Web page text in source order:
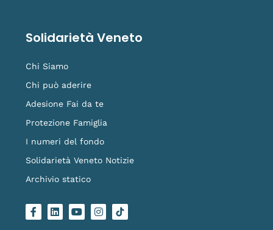
Solidarietà Veneto
Chi Siamo
Chi può aderire
Adesione Fai da te
Protezione Famiglia
I numeri del fondo
Solidarietà Veneto Notizie
Archivio statico
F
a
L
i
Y
o
I
n
L
o